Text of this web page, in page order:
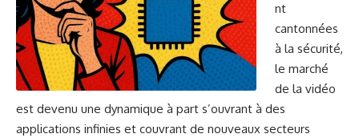
nt
cantonnées
à la sécurité,
le marché
de la vidéo
est devenu une dynamique à part s’ouvrant à des
applications infinies et couvrant de nouveaux secteurs